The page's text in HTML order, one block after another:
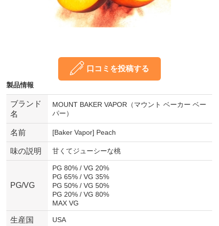
口コミを投稿する
製品情報
ブランド
名
MOUNT BAKER VAPOR（マウント ベーカー ベー
パー）
名前 [Baker Vapor] Peach
味の説明 甘くてジューシーな桃
PG/VG
PG 80% / VG 20%
PG 65% / VG 35%
PG 50% / VG 50%
PG 20% / VG 80%
MAX VG
生産国 USA